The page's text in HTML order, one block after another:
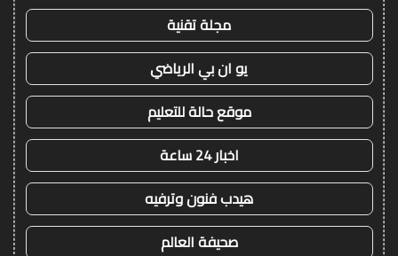
مجلة تقنية
يو ان بي الرياضي
موقع حالة للتعليم
اخبار 24 ساعة
هيدب فنون وترفيه
صحيفة العالم